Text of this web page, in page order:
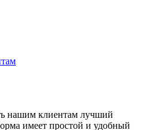
нашим клиентам лучший
имеет простой и удобный